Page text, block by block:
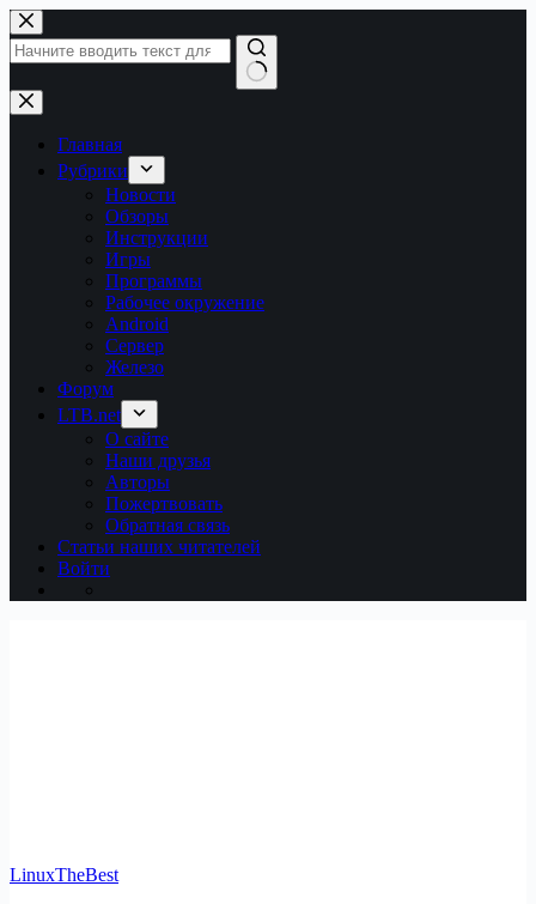
Перейти
к
сути
Ничего
не
найденоГлавная
Рубрики
Новости
Обзоры
Инструкции
Игры
Программы
Рабочее окружение
Android
Сервер
Железо
Форум
LTB.net
О сайте
Наши друзья
Авторы
Пожертвовать
Обратная связь
Статьи наших читателей
Войти
LinuxTheBest